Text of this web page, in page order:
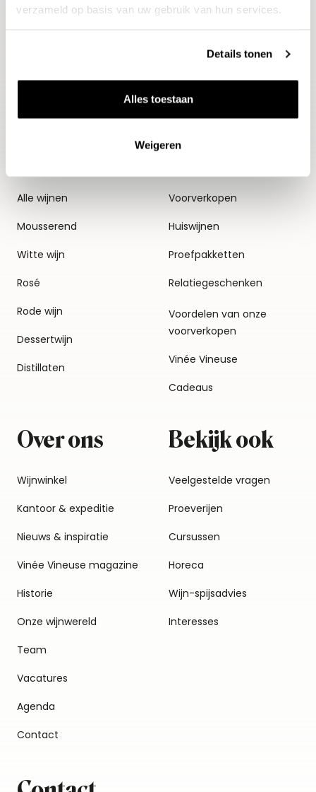
verzameld op basis van uw gebruik van hun services.
Details tonen
Alles toestaan
Weigeren
Alle wijnen
Mousserend
Witte wijn
Rosé
Rode wijn
Dessertwijn
Distillaten
Thema's
Voorverkopen
Huiswijnen
Proefpakketten
Relatiegeschenken
Voordelen van onze
voorverkopen
Vinée Vineuse
Cadeaus
Over ons
Wijnwinkel
Kantoor & expeditie
Nieuws & inspiratie
Vinée Vineuse magazine
Historie
Onze wijnwereld
Team
Vacatures
Agenda
Contact
Bekijk ook
Veelgestelde vragen
Proeverijen
Cursussen
Horeca
Wijn-spijsadvies
Interesses